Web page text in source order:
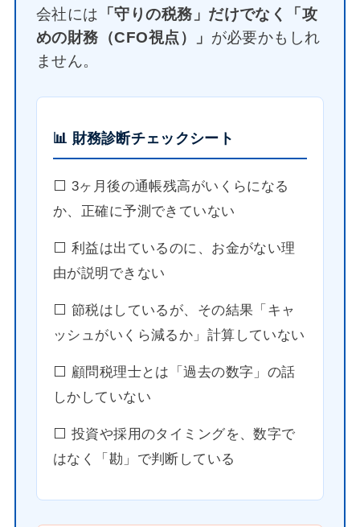
会社には 「守りの税務」だけでなく「攻
めの財務（CFO視点）」 が必要かもしれ
ません。
📊 財務診断チェックシート
⬜️ 3ヶ月後の通帳残高がいくらになる
か、正確に予測できていない
⬜️ 利益は出ているのに、お金がない理
由が説明できない
⬜️ 節税はしているが、その結果「キャ
ッシュがいくら減るか」計算していない
⬜️ 顧問税理士とは「過去の数字」の話
しかしていない
⬜️ 投資や採用のタイミングを、数字で
はなく「勘」で判断している